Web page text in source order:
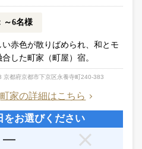
～6名様
い赤色が散りばめられ、 和とモ
合した町家（町屋）宿。
京都府京都市下京区永養寺町240-383
町家の詳細はこちら